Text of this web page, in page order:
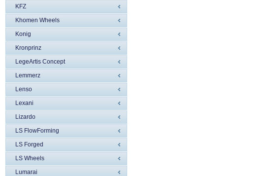
KFZ
Khomen Wheels
Konig
Kronprinz
LegeArtis Concept
Lemmerz
Lenso
Lexani
Lizardo
LS FlowForming
LS Forged
LS Wheels
Lumarai